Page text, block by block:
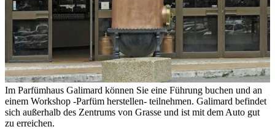
Im Parfümhaus Galimard können Sie eine Führung buchen und an
einem Workshop -Parfüm herstellen- teilnehmen. Galimard befindet
sich außerhalb des Zentrums von Grasse und ist mit dem Auto gut
zu erreichen.